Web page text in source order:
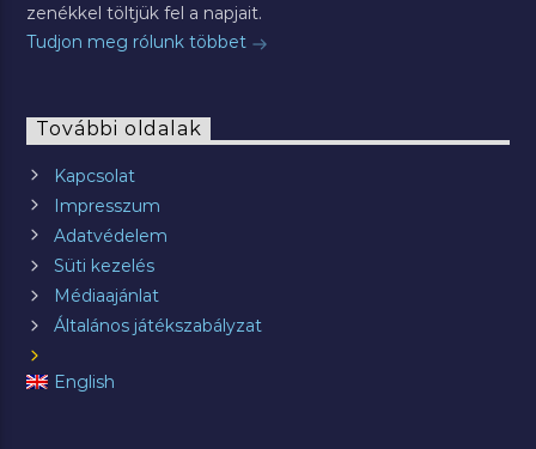
zenékkel töltjük fel a napjait.
Tudjon meg rólunk többet
További oldalak
Kapcsolat
Impresszum
Adatvédelem
Süti kezelés
Médiaajánlat
Általános játékszabályzat
English